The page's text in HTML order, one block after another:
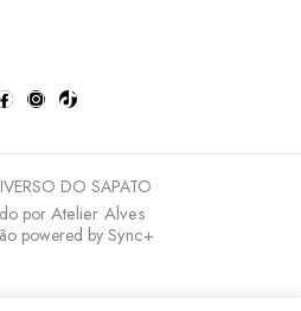
DO SAPATO
por Atelier Alves
powered by Sync+